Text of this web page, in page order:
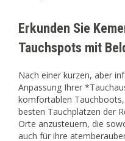
Erkunden Sie
Tauchspots mit
Nach einer kurzen, aber
Anpassung Ihrer
komfortablen
besten Tauchplätzen der
Orte anzusteuern, die
auch für ihre